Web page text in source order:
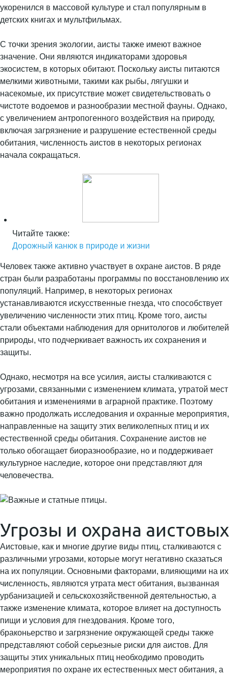
укоренился в массовой культуре и стал популярным в
детских книгах и мультфильмах.
С точки зрения экологии, аисты также имеют важное
значение. Они являются индикаторами здоровья
экосистем, в которых обитают. Поскольку аисты питаются
мелкими животными, такими как рыбы, лягушки и
насекомые, их присутствие может свидетельствовать о
чистоте водоемов и разнообразии местной фауны. Однако,
с увеличением антропогенного воздействия на природу,
включая загрязнение и разрушение естественной среды
обитания, численность аистов в некоторых регионах
начала сокращаться.
Читайте также:
Дорожный канюк в природе и жизни
Человек также активно участвует в охране аистов. В ряде
стран были разработаны программы по восстановлению их
популяций. Например, в некоторых регионах
устанавливаются искусственные гнезда, что способствует
увеличению численности этих птиц. Кроме того, аисты
стали объектами наблюдения для орнитологов и любителей
природы, что подчеркивает важность их сохранения и
защиты.
Однако, несмотря на все усилия, аисты сталкиваются с
угрозами, связанными с изменением климата, утратой мест
обитания и изменениями в аграрной практике. Поэтому
важно продолжать исследования и охранные мероприятия,
направленные на защиту этих великолепных птиц и их
естественной среды обитания. Сохранение аистов не
только обогащает биоразнообразие, но и поддерживает
культурное наследие, которое они представляют для
человечества.
Угрозы и охрана аистовых
Аистовые, как и многие другие виды птиц, сталкиваются с
различными угрозами, которые могут негативно сказаться
на их популяции. Основными факторами, влияющими на их
численность, являются утрата мест обитания, вызванная
урбанизацией и сельскохозяйственной деятельностью, а
также изменение климата, которое влияет на доступность
пищи и условия для гнездования. Кроме того,
браконьерство и загрязнение окружающей среды также
представляют собой серьезные риски для аистов. Для
защиты этих уникальных птиц необходимо проводить
мероприятия по охране их естественных мест обитания, а